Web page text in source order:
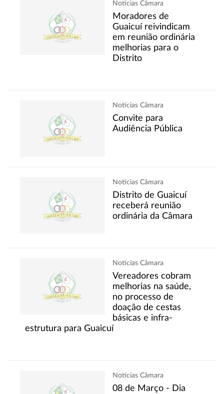
Notícias Câmara
Moradores de
Guaicuí reivindicam
em reunião ordinária
melhorias para o
Distrito
Notícias Câmara
Convite para
Audiência Pública
Notícias Câmara
Distrito de Guaicuí
receberá reunião
ordinária da Câmara
Notícias Câmara
Vereadores cobram
melhorias na saúde,
no processo de
doação de cestas
básicas e infra-
estrutura para Guaicuí
Notícias Câmara
08 de Março - Dia